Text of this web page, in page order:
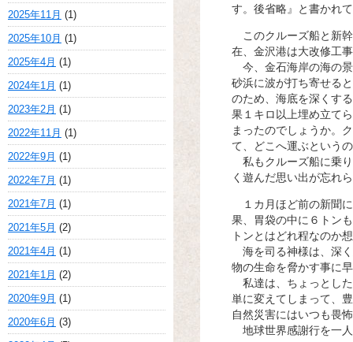
す。後省略』と書かれ
このクルーズ船と新
在、金沢港は大改修工
今、金石海岸の海の
砂浜に波が打ち寄せる
のため、海底を深くす
果１キロ以上埋め立て
まったのでしょうか。
て、どこへ運ぶという
私もクルーズ船に乗
く遊んだ思い出が忘れ
１カ月ほど前の新聞
果、胃袋の中に６トン
トンとはどれ程なのか
海を司る神様は、深
物の生命を脅かす事に
私達は、ちょっとし
単に変えてしまって、
自然災害にはいつも畏
地球世界感謝行を一
2025年11月 (1)
2025年10月 (1)
2025年4月 (1)
2024年1月 (1)
2023年2月 (1)
2022年11月 (1)
2022年9月 (1)
2022年7月 (1)
2021年7月 (1)
2021年5月 (2)
2021年4月 (1)
2021年1月 (2)
2020年9月 (1)
2020年6月 (3)